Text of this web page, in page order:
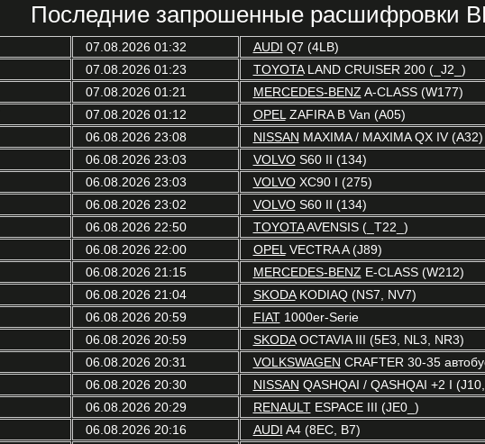
Последние запрошенные расшифровки
07.08.2026 01:32 AUDI Q7 (4LB)
07.08.2026 01:23 TOYOTALAND CRUISER 200 (_J2_)
07.08.2026 01:21 MERCEDES-BENZA-CLASS (W177)
07.08.2026 01:12 OPELZAFIRA B Van (A05)
06.08.2026 23:08 NISSAN MAXIMA / MAXIMA QX IV (A32)
06.08.2026 23:03 VOLVOS60 II (134)
06.08.2026 23:03 VOLVOXC90 I (275)
06.08.2026 23:02 VOLVOS60 II (134)
06.08.2026 22:50 TOYOTAAVENSIS (_T22_)
06.08.2026 22:00 OPELVECTRA A (J89)
06.08.2026 21:15 MERCEDES-BENZE-CLASS (W212)
06.08.2026 21:04 SKODAKODIAQ (NS7, NV7)
06.08.2026 20:59 FIAT1000er-Serie
06.08.2026 20:59 SKODAOCTAVIA III (5E3, NL3, NR3)
06.08.2026 20:31 VOLKSWAGEN CRAFTER 30-35
06.08.2026 20:30 NISSAN QASHQAI / QASHQAI +2 I
06.08.2026 20:29 RENAULTESPACE III (JE0_)
06.08.2026 20:16 AUDI A4 (8EC, B7)